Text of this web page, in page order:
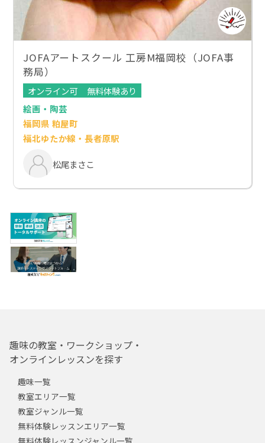
JOFAアートスクール 工房M福岡校（JOFA事
務局）
オンライン可
無料体験あり
絵画・陶芸
福岡県 粕屋町
福北ゆたか線・長者原駅
松尾まさこ
趣味の教室・ワークショップ・
オンラインレッスンを探す
趣味一覧
教室エリア一覧
教室ジャンル一覧
無料体験レッスンエリア一覧